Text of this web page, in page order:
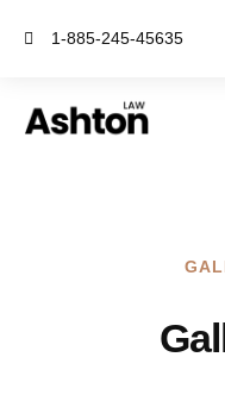
1-885-245-45635